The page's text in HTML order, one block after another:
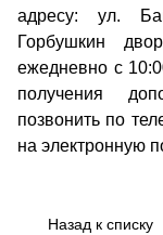
адресу: ул.
Горбушкин
ежедневно с
получения
позвонить по
на электронную
Назад к списку